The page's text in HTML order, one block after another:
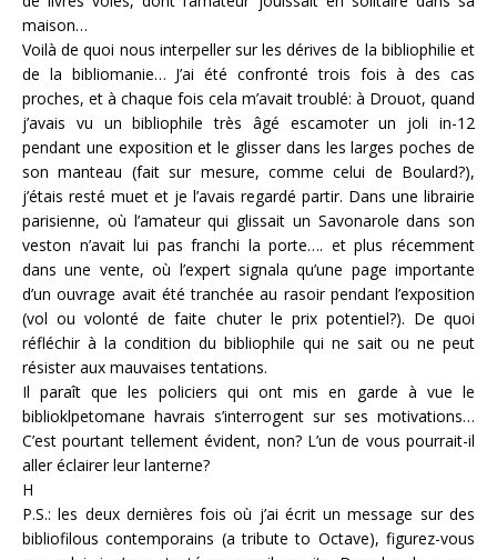
maison…
Voilà de quoi nous interpeller sur les dérives de la bibliophilie et
de la bibliomanie… J’ai été confronté trois fois à des cas
proches, et à chaque fois cela m’avait troublé: à Drouot, quand
j’avais vu un bibliophile très âgé escamoter un joli in-12
pendant une exposition et le glisser dans les larges poches de
son manteau (fait sur mesure, comme celui de Boulard?),
j’étais resté muet et je l’avais regardé partir. Dans une librairie
parisienne, où l’amateur qui glissait un Savonarole dans son
veston n’avait lui pas franchi la porte…. et plus récemment
dans une vente, où l’expert signala qu’une page importante
d’un ouvrage avait été tranchée au rasoir pendant l’exposition
(vol ou volonté de faite chuter le prix potentiel?). De quoi
réfléchir à la condition du bibliophile qui ne sait ou ne peut
résister aux mauvaises tentations.
Il paraît que les policiers qui ont mis en garde à vue le
biblioklpetomane havrais s’interrogent sur ses motivations…
C’est pourtant tellement évident, non? L’un de vous pourrait-il
aller éclairer leur lanterne?
H
P.S.: les deux dernières fois où j’ai écrit un message sur des
bibliofilous contemporains (a tribute to Octave), figurez-vous